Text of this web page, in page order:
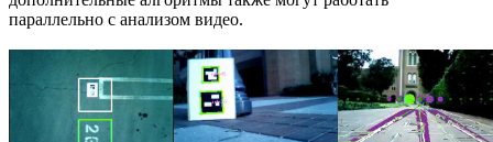
параллельно с анализом видео.